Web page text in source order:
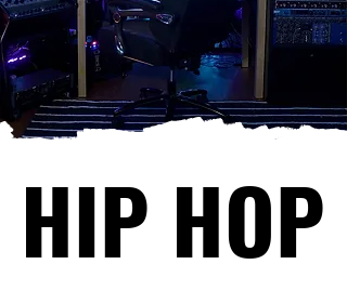
HIP HOP
HIP HOP